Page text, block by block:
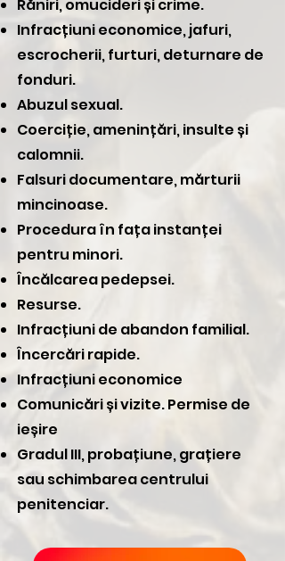
Răniri, omucideri și crime.
Infracțiuni economice, jafuri,
escrocherii, furturi, deturnare de
fonduri.
Abuzul sexual.
Coerciție, amenințări, insulte și
calomnii.
Falsuri documentare, mărturii
mincinoase.
Procedura în fața instanței
pentru minori.
Încălcarea pedepsei.
Resurse.
Infracțiuni de abandon familial.
Încercări rapide.
Infracțiuni economice
Comunicări și vizite. Permise de
ieșire
Gradul III, probațiune, grațiere
sau schimbarea centrului
penitenciar.